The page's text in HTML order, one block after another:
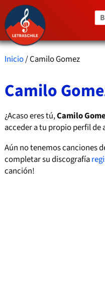
Inicio/ Camilo Gomez
Camilo
¿Acaso eres tú,Camilo
acceder a tu propio perfil de
Aún no tenemos canciones
completar su discografía
canción!